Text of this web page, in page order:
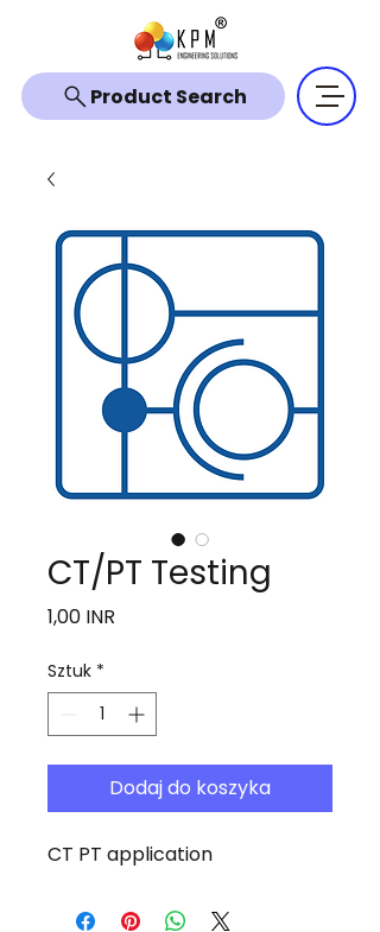
Product Search
CT/PT Testing
1,00 INR
Sztuk *
Dodaj do koszyka
CT PT application